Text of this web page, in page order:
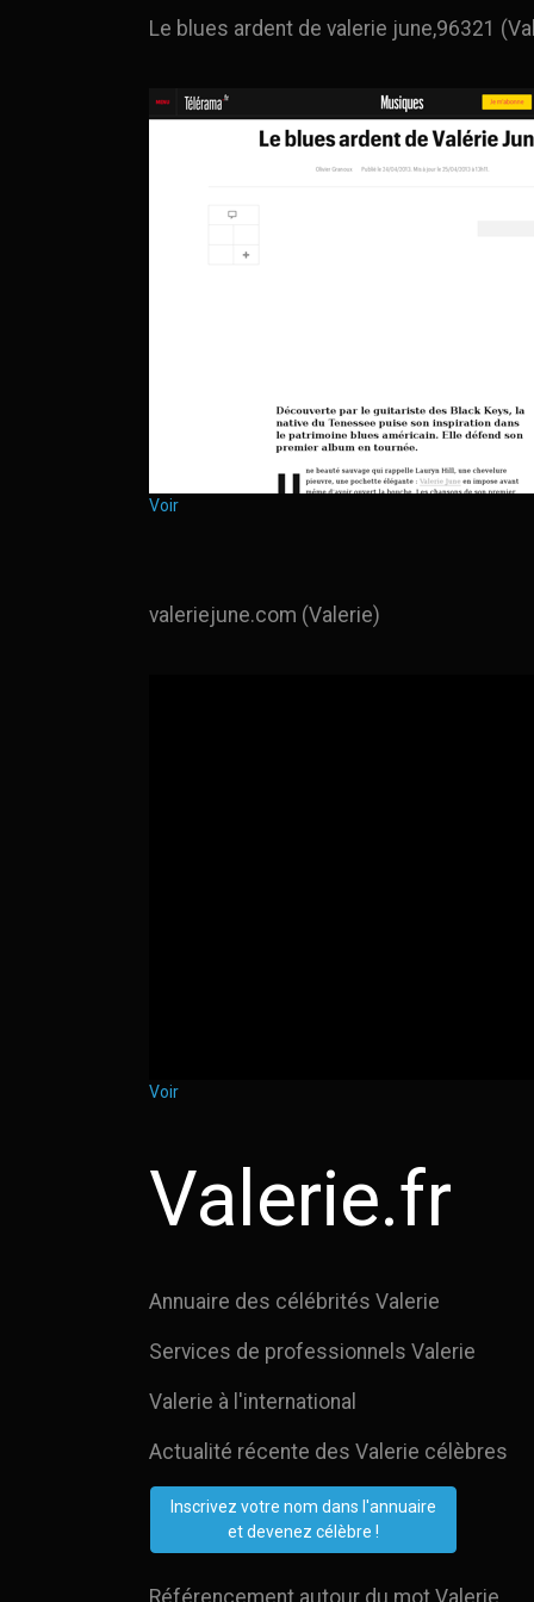
Le blues ardent de valerie june,96321
Voir
valeriejune.com (Valerie)
Voir
Valerie.fr
Annuaire des célébrités Valerie
Services de professionnels Valerie
Valerie à l'international
Actualité récente des Valerie célèbres
Inscrivez votre nom dans l'annuaire
et devenez célèbre !
Référencement autour du mot Valerie